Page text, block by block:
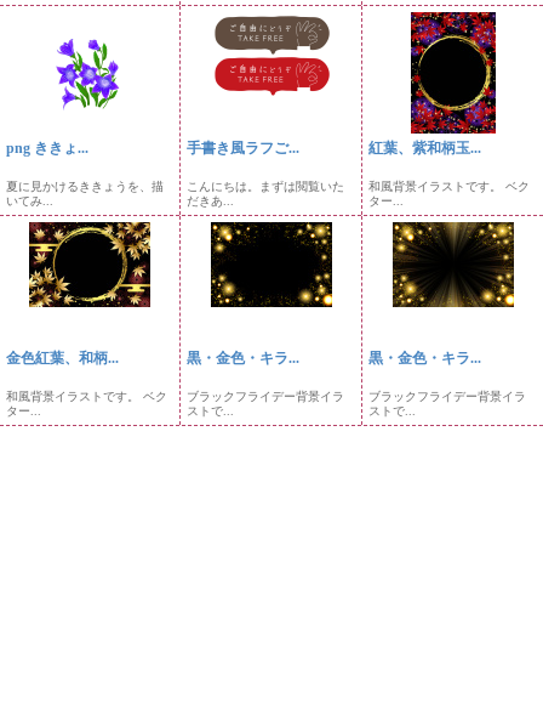
png ききょ...
夏に見かけるききょうを、描
いてみ...
手書き風ラフご...
こんにちは。まずは閲覧いた
だきあ...
紅葉、紫和柄玉...
和風背景イラストです。 ベク
ター...
金色紅葉、和柄...
和風背景イラストです。 ベク
ター...
黒・金色・キラ...
ブラックフライデー背景イラ
ストで...
黒・金色・キラ...
ブラックフライデー背景イラ
ストで...